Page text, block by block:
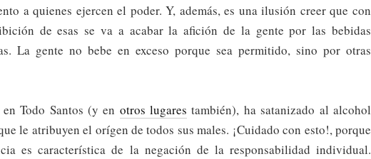
a quienes ejercen el poder. Y, además, es una ilusión creer que con
de esas se va a acabar la afición de la gente por las bebidas
La gente no bebe en exceso porque sea permitido, sino por otras
Todo Santos (y en otros lugares también), ha satanizado al alcohol
le atribuyen el orígen de todos sus males. ¡Cuidado con esto!, porque
es característica de la negación de la responsabilidad individual.